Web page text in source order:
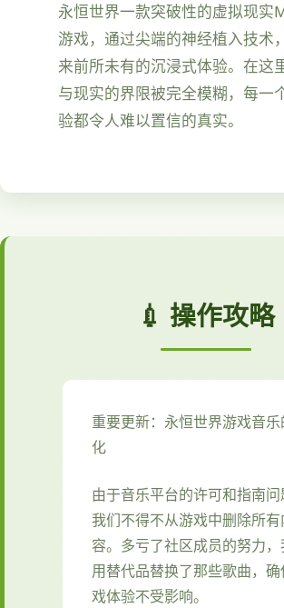
永恒世界一款突破性的虚拟现实
游戏，通过尖端的神经植入技术
来前所未有的沉浸式体验。在这
与现实的界限被完全模糊，每一
验都令人难以置信的真实。
💉 操作攻略
重要更新：永恒世界游戏音乐
化
由于音乐平台的许可和指南问
我们不得不从游戏中删除所有
容。多亏了社区成员的努力，
用替代品替换了那些歌曲，
戏体验不受影响。